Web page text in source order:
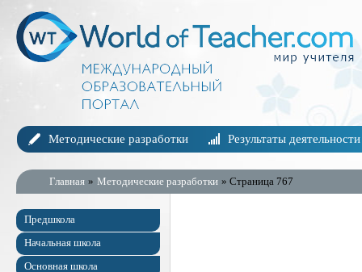
Методические разработки Результаты деятельности
Главная » Методические разработки » Страница 767
Предшкола
Начальная школа
Основная школа